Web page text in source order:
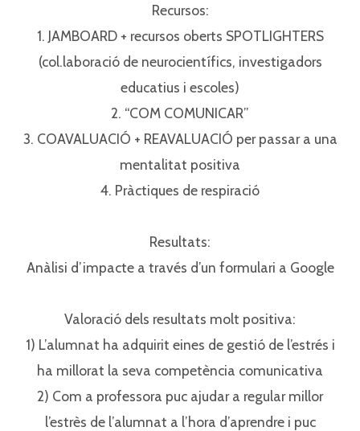
Recursos:⁣⁣
1. JAMBOARD + recursos oberts SPOTLIGHTERS
(col.laboració de neurocientífics, investigadors
educatius i escoles)⁣⁣
2. “COM COMUNICAR”⁣⁣
3. COAVALUACIÓ + REAVALUACIÓ per passar a una
mentalitat positiva⁣⁣
4. Pràctiques de respiració⁣⁣
Resultats:⁣⁣
Anàlisi d’impacte a través d’un formulari a Google⁣⁣
Valoració dels resultats molt positiva:⁣⁣
1) L’alumnat ha adquirit eines de gestió de l’estrés i
ha millorat la seva competència comunicativa⁣⁣
2) Com a professora puc ajudar a regular millor
l’estrès de l’alumnat a l’hora d’aprendre i puc